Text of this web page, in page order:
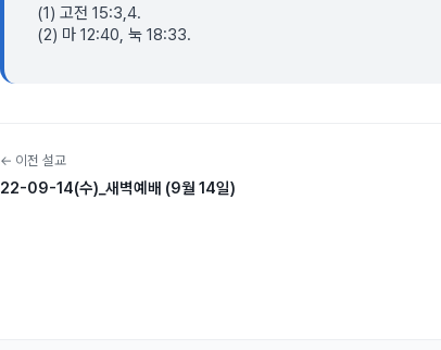
(1) 고전 15:3,4.
(2) 마 12:40, 눅 18:33.
← 이전 설교
22-09-14(수)_새벽예배 (9월 14일)